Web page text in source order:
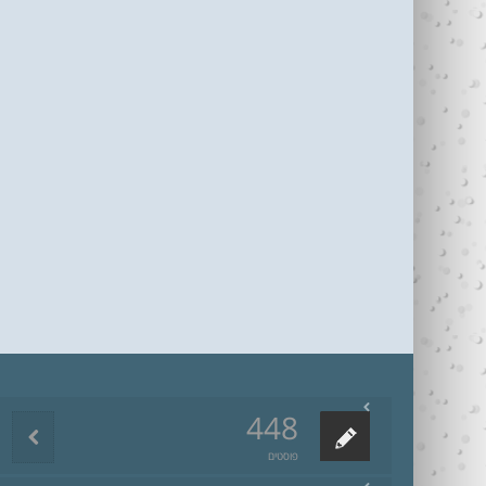
448
פוסטים